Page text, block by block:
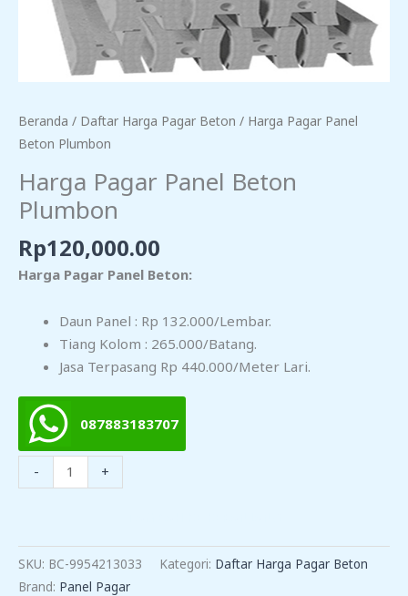
Beranda / Daftar Harga Pagar Beton / Harga Pagar Panel
Beton Plumbon
Harga Pagar Panel Beton
Plumbon
Rp120,000.00
Harga Pagar Panel Beton:
Daun Panel : Rp 132.000/lembar.
Tiang Kolom : 265.000/batang.
Jasa Terpasang Rp 440.000/meter Lari.
087883183707
-
Kuantitas
Harga
Beton
Plumbon
+
SKU: BC-9954213033 Kategori: Daftar Harga Pagar Beton
Brand: Panel Pagar